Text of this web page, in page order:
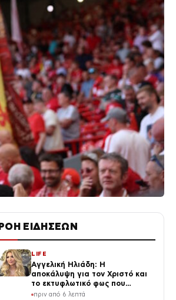
ΡΟΗ ΕΙΔΗΣΕΩΝ
LIFE
Αγγελική Ηλιάδη: Η
αποκάλυψη για τον Χριστό και
το εκτυφλωτικό φως που
αντίκρισε
πριν από 6 λεπτά